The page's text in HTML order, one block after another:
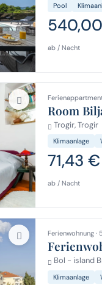
Pool
ab / Nacht
Ferienappartment
Room
Trogir, Trogir
Klimaanlage
71,43 €
ab / Nacht
Ferienwohnung ·
Bol - island
Klimaanlage